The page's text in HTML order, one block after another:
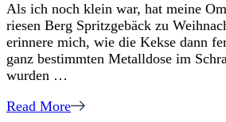
Erinnerungen
an
Früher
Als ich noch klein war, hat meine
riesen Berg Spritzgebäck zu
erinnere mich, wie die Kekse dann
ganz bestimmten Metalldose im
wurden …
Read More